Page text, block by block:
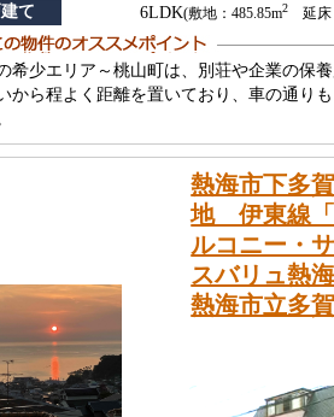
て 6LDK(敷地：485.85m2 延床
希少エリア～桃山町は、別荘や企業の保
から程よく距離を置いており、車の通り
熱海市下多
地 伊東線「
ルコニー・
スバリュ熱
熱海市立多